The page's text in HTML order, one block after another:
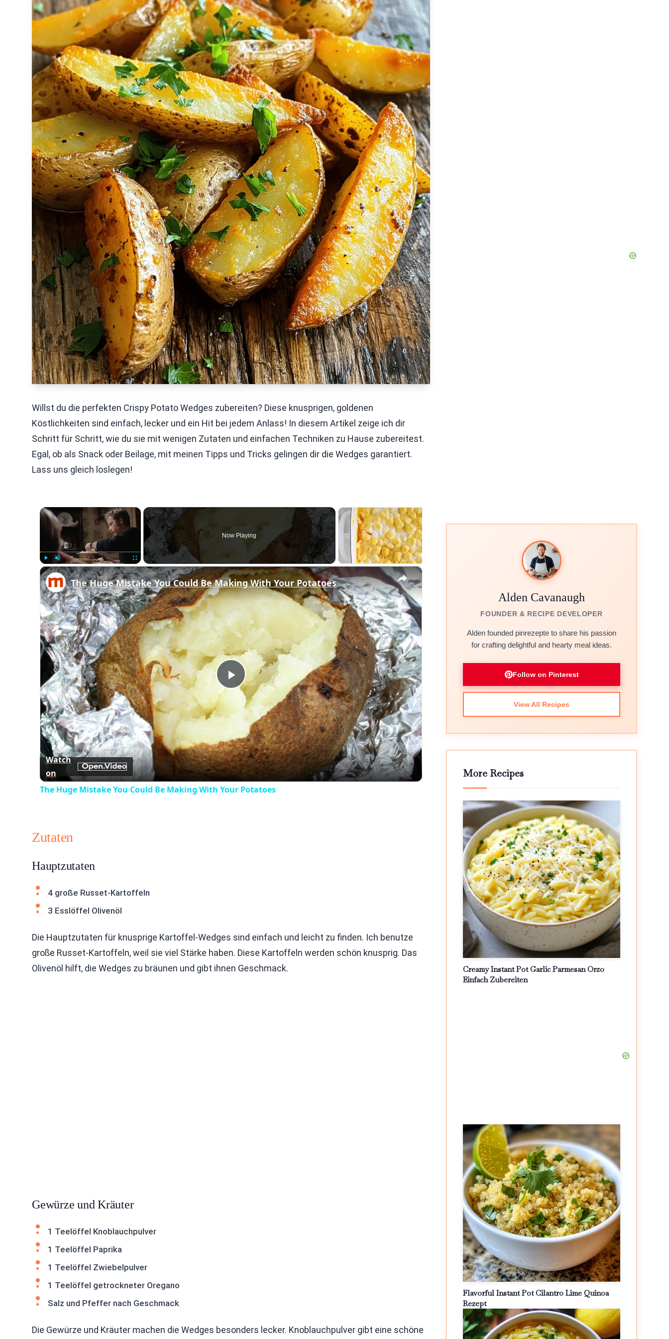
Willst du die perfekten Crispy Potato Wedges zubereiten? Diese knusprigen, goldenen
Köstlichkeiten sind einfach, lecker und ein Hit bei jedem Anlass! In diesem Artikel zeige ich dir
Schritt für Schritt, wie du sie mit wenigen Zutaten und einfachen Techniken zu Hause zubereitest.
Egal, ob als Snack oder Beilage, mit meinen Tipps und Tricks gelingen dir die Wedges garantiert.
Lass uns gleich loslegen!
×
Play Unmute Fullscreen
Now Playing
×
Play
Video
The Huge Mistake You Could Be Making With Your Potatoes
Watch
on
The Huge Mistake You Could Be Making With Your Potatoes
Zutaten
Hauptzutaten
4 große Russet-Kartoffeln
3 Esslöffel Olivenöl
Die Hauptzutaten für knusprige Kartoffel-Wedges sind einfach und leicht zu finden. Ich benutze
große Russet-Kartoffeln, weil sie viel Stärke haben. Diese Kartoffeln werden schön knusprig. Das
Olivenöl hilft, die Wedges zu bräunen und gibt ihnen Geschmack.
Gewürze und Kräuter
1 Teelöffel Knoblauchpulver
1 Teelöffel Paprika
1 Teelöffel Zwiebelpulver
1 Teelöffel getrockneter Oregano
Salz und Pfeffer nach Geschmack
Die Gewürze und Kräuter machen die Wedges besonders lecker. Knoblauchpulver gibt eine schöne
Alden Cavanaugh
FOUNDER & RECIPE DEVELOPER
Alden founded pinrezepte to share his passion
for crafting delightful and hearty meal ideas.
Follow on Pinterest
View All Recipes
More Recipes
Creamy Instant Pot Garlic Parmesan Orzo
Einfach Zubereiten
Flavorful Instant Pot Cilantro Lime Quinoa
Rezept